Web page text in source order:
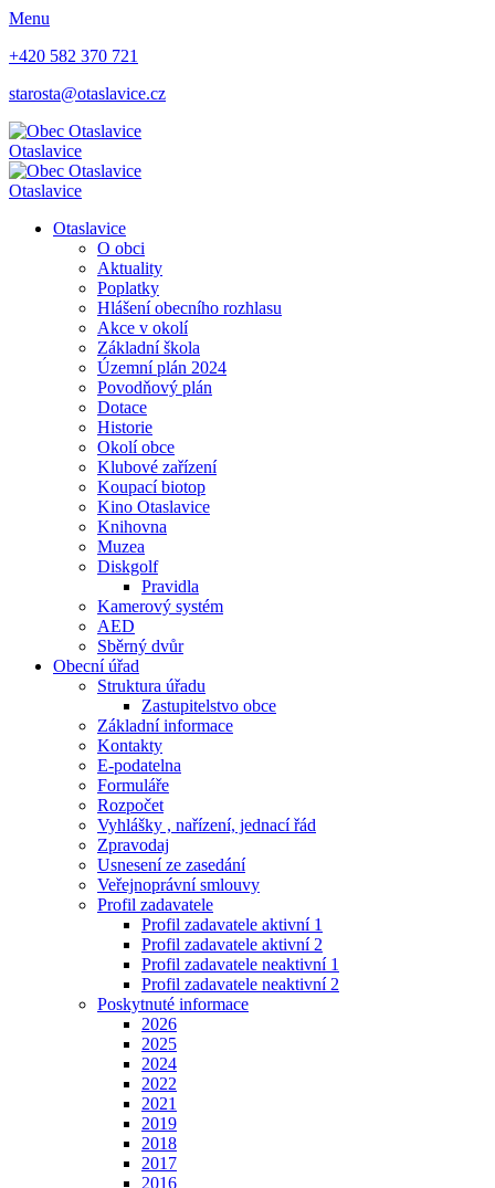
Menu
+420 582 370 721
starosta@otaslavice.cz
Otaslavice
Otaslavice
Otaslavice
O obci
Aktuality
Poplatky
Hlášení obecního rozhlasu
Akce v okolí
Základní škola
Územní plán 2024
Povodňový plán
Dotace
Historie
Okolí obce
Klubové zařízení
Koupací biotop
Kino Otaslavice
Knihovna
Muzea
Diskgolf
Pravidla
Kamerový systém
AED
Sběrný dvůr
Obecní úřad
Struktura úřadu
Zastupitelstvo obce
Základní informace
Kontakty
E-podatelna
Formuláře
Rozpočet
Vyhlášky , nařízení, jednací řád
Zpravodaj
Usnesení ze zasedání
Veřejnoprávní smlouvy
Profil zadavatele
Profil zadavatele aktivní 1
Profil zadavatele aktivní 2
Profil zadavatele neaktivní 1
Profil zadavatele neaktivní 2
Poskytnuté informace
2026
2025
2024
2022
2021
2019
2018
2017
2016